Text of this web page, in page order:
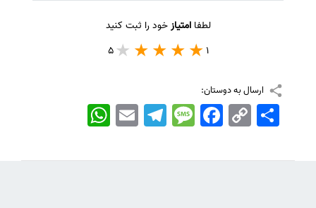
لطفاامتیازخود را ثبت کنید
1
5
ارسال به دوستان:
WhatsApp EmailTelegramMessageFacebook Copy
Link
اشتراک